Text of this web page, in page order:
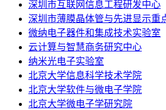
深圳市互联网信息工程研发中心
深圳市薄膜晶体管与先进显示重
微纳电子器件和集成技术实验室
云计算与智慧商务研究中心
纳米光电子实验室
北京大学信息科学技术学院
北京大学软件与微电子学院
北京大学微电子学研究院